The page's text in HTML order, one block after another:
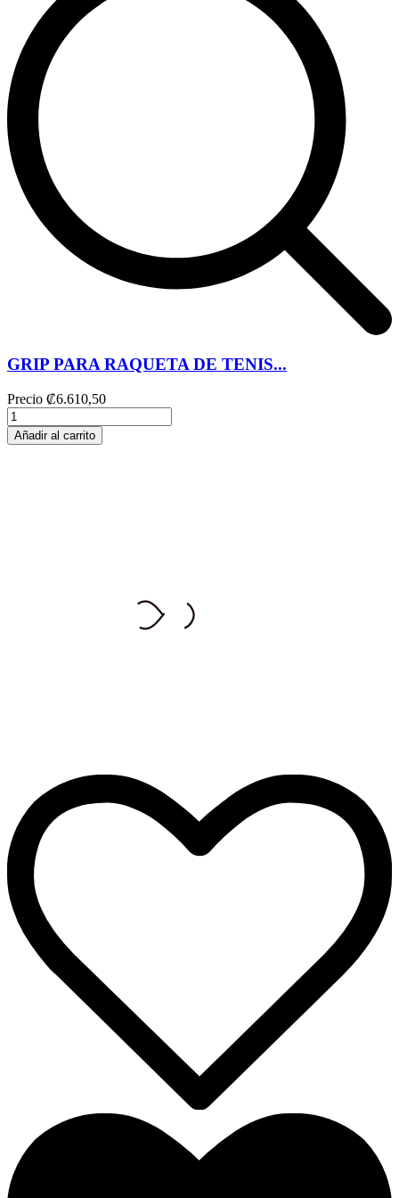
GRIP PARA RAQUETA DE TENIS...
Precio ₡6.610,50
Añadir al carrito